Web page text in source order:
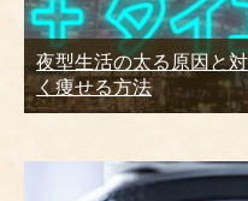
夜型生活の太る原因と
く痩せる方法